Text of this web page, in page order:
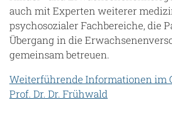
auch mit Experten weiterer
psychosozialer Fachbereiche, die
Übergang in die
gemeinsam betreuen.
Weiterführende Informationen im
Prof. Dr. Dr. Frühwald